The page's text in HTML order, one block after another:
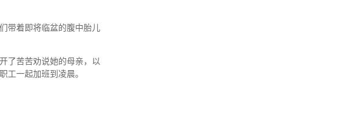
带着即将临盆的腹中胎儿
了苦苦劝说她的母亲，以
工一起加班到凌晨。